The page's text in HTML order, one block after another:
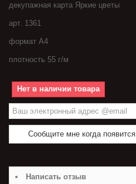
декупажная карта Яркие цветы
арт. 1361
формат А4
плотность 55 г/м
Нет в наличии товара
Сообщите мне когда появится
Написать отзыв